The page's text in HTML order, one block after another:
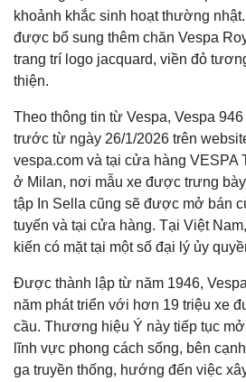
khoảnh khắc sinh hoạt thường
được bổ sung thêm chăn Vespa
trang trí logo jacquard, viền đỏ
thiện.
Theo thông tin từ Vespa, Vespa
trước từ ngày 26/1/2026 trên
vespa.com và tại cửa hàng VESPA
ở Milan, nơi mẫu xe được trưng
tập In Sella cũng sẽ được mở bán
tuyến và tại cửa hàng. Tại Việt
kiến có mặt tại một số đại lý ủy
Được thành lập từ năm 1946,
năm phát triển với hơn 19 triệu xe
cầu. Thương hiệu Ý này tiếp tục
lĩnh vực phong cách sống, bên
ga truyền thống, hướng đến việc